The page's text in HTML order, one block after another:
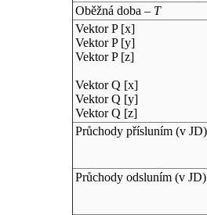
Oběžná doba – T
Vektor P [x]
Vektor P [y]
Vektor P [z]
Vektor Q [x]
Vektor Q [y]
Vektor Q [z]
Průchody přísluním (v JD)
Průchody odsluním (v JD)